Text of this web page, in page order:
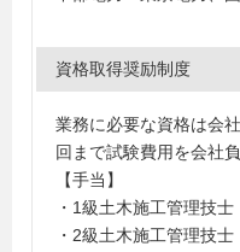
資格取得奨励制度
業務に必要な資格は会
回まで試験費用を会社
【手当】
・1級土木施工管理技
・2級土木施工管理技